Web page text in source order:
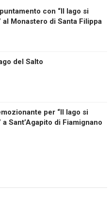
con “Il lago si
al Monastero di Santa Filippa
del Salto
per “Il lago si
a Sant’Agapito di Fiamignano